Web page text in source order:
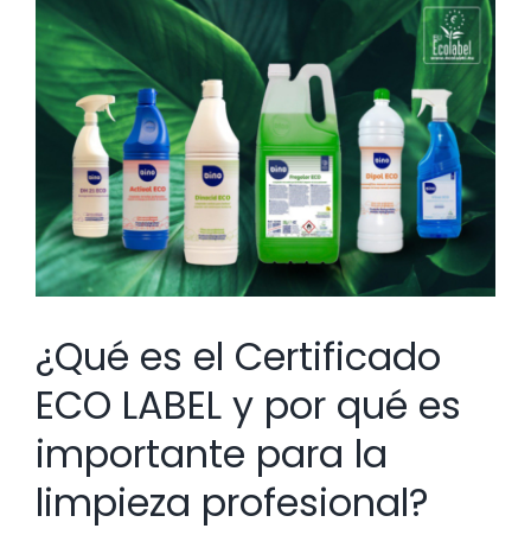
imagen
más
grande
¿Qué es el Certificado
ECO LABEL y por qué es
importante para la
limpieza profesional?